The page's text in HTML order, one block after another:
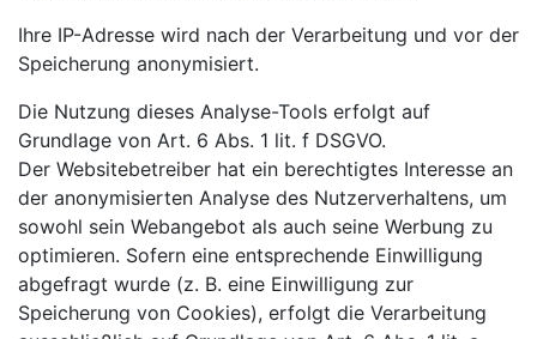
Ihre IP-Adresse wird nach der Verarbeitung und vor der
Speicherung anonymisiert.
Die Nutzung dieses Analyse-Tools erfolgt auf
Grundlage von Art. 6 Abs. 1 lit. f DSGVO.
Der Websitebetreiber hat ein berechtigtes Interesse an
der anonymisierten Analyse des Nutzerverhaltens, um
sowohl sein Webangebot als auch seine Werbung zu
optimieren. Sofern eine entsprechende Einwilligung
abgefragt wurde (z. B. eine Einwilligung zur
Speicherung von Cookies), erfolgt die Verarbeitung